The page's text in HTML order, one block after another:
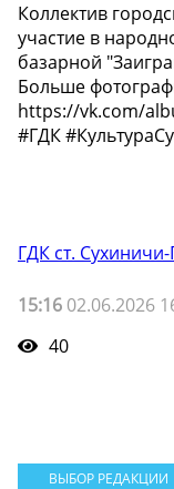
Коллектив
участие в
базарной
Больше
https://vk.com/
#ГДК
ГДК ст.
15:16 02.06.2026
40
ВЫБОР РЕДАКЦИИ